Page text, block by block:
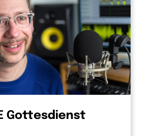
Gottesdienst